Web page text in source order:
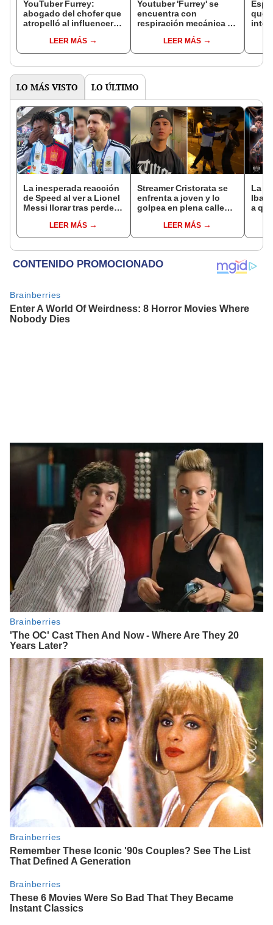
YouTuber Furrey:
abogado del chofer que
atropelló al influencer
sus polémicos pedidos
en audiencia judicial
LEER MÁS
Youtuber 'Furrey' se
encuentra con
respiración mecánica y
su abogado: “No está
estable”
LEER MÁS
que
LO MÁS VISTO LO ÚLTIMO
La inesperada reacción
de Speed al ver a Lionel
Messi llorar tras perder
EspañaLEER MÁS
Streamer Cristorata se
enfrenta a joven y lo
golpea en plena calle
LEER MÁS
La
Ibai
a